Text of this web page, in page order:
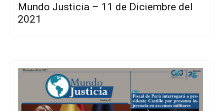
Mundo Justicia – 11 de Diciembre del
2021